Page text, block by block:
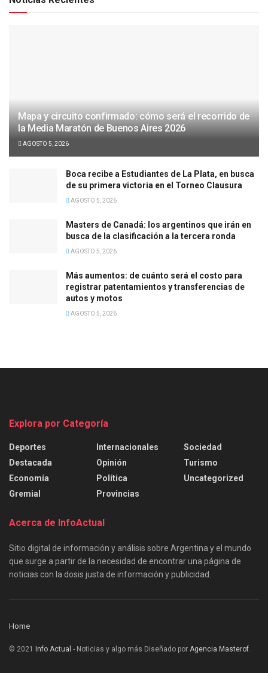
Mapa y circuito confirmado: cómo será el recorrido de
la Media Maratón de Buenos Aires 2026
AGOSTO 5, 2026
Boca recibe a Estudiantes de La Plata, en busca
de su primera victoria en el Torneo Clausura
AGOSTO 5, 2026
Masters de Canadá: los argentinos que irán en
busca de la clasificación a la tercera ronda
AGOSTO 5, 2026
Más aumentos: de cuánto será el costo para
registrar patentamientos y transferencias de
autos y motos
AGOSTO 5, 2026
Explora por Categoría
Deportes
Destacada
Economía
Gremial
Internacionales
Opinión
Política
Provincias
Sociedad
Turismo
Uncategorized
Acerca de InfoActual
Sitio digital de información y análisis sobre Argentina y el mundo
que surge a partir de la necesidad de encontrar una página de
noticias con la dosis justa de información y publicidad.
Home
© 2021 Info Actual - Noticias y algo más Diseñado por Agencia Masterof.